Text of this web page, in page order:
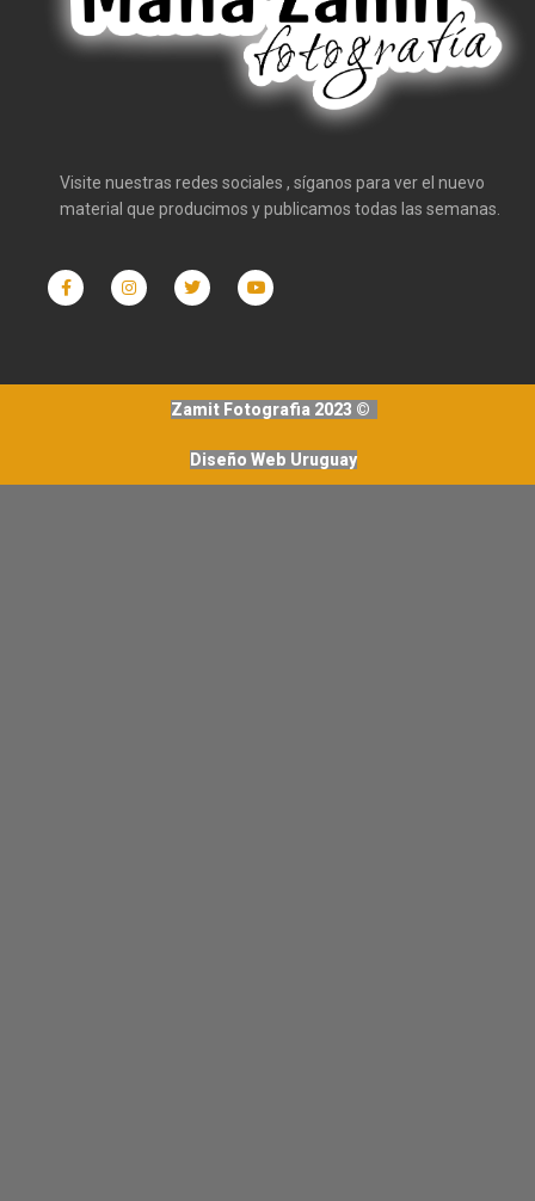
Visite nuestras redes sociales , síganos para ver el nuevo
material que producimos y publicamos todas las semanas.
Zamit Fotografia 2023 ©
Diseño Web Uruguay